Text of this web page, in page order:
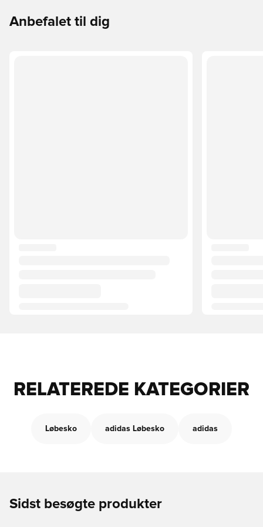
Anbefalet til dig
RELATEREDE KATEGORIER
Løbesko adidas Løbesko adidas
Sidst besøgte produkter